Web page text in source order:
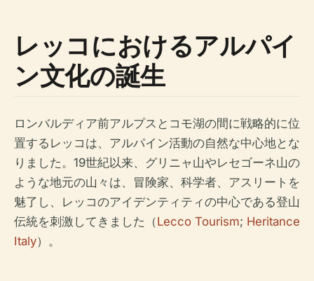
レッコにおけるアルパイ
ン文化の誕生
ロンバルディア前アルプスとコモ湖の間に戦略的に位
置するレッコは、アルパイン活動の自然な中心地とな
りました。19世紀以来、グリニャ山やレセゴーネ山の
ような地元の山々は、冒険家、科学者、アスリートを
魅了し、レッコのアイデンティティの中心である登山
伝統を刺激してきました（Lecco Tourism; Heritance
Italy）。